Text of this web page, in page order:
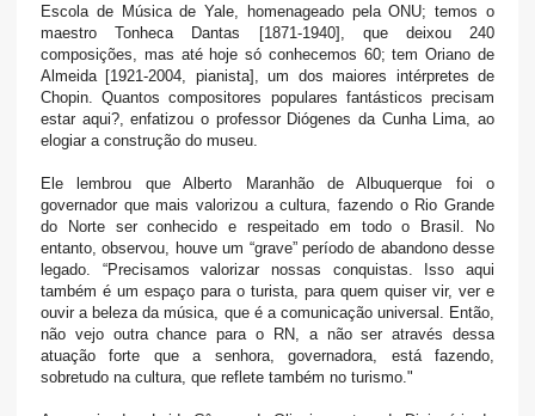
Escola de Música de Yale, homenageado pela ONU; temos o
maestro Tonheca Dantas [1871-1940], que deixou 240
composições, mas até hoje só conhecemos 60; tem Oriano de
Almeida [1921-2004, pianista], um dos maiores intérpretes de
Chopin. Quantos compositores populares fantásticos precisam
estar aqui?, enfatizou o professor Diógenes da Cunha Lima, ao
elogiar a construção do museu.
Ele lembrou que Alberto Maranhão de Albuquerque foi o
governador que mais valorizou a cultura, fazendo o Rio Grande
do Norte ser conhecido e respeitado em todo o Brasil. No
entanto, observou, houve um “grave” período de abandono desse
legado. “Precisamos valorizar nossas conquistas. Isso aqui
também é um espaço para o turista, para quem quiser vir, ver e
ouvir a beleza da música, que é a comunicação universal. Então,
não vejo outra chance para o RN, a não ser através dessa
atuação forte que a senhora, governadora, está fazendo,
sobretudo na cultura, que reflete também no turismo."